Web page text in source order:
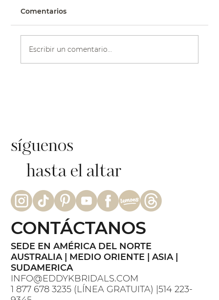
Comentarios
Escribir un comentario...
síguenos
hasta el altar
SEDE EN AMÉRICA DEL NORTE
AUSTRALIA | MEDIO ORIENTE | ASIA |
SUDAMERICA
INFO@EDDYKBRIDALS.COM
1 877 678 3235 (LÍNEA GRATUITA) |514 223-
CONTÁCTANOS